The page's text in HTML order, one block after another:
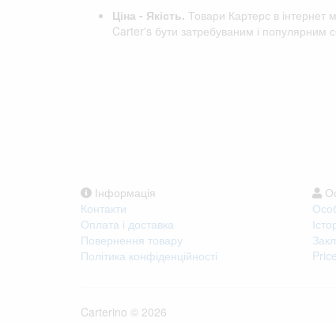
Ціна - Якість. Товари Картерс в інтернет
Carter's бути затребуваним і популярним
Інформація
Контакти
Оплата і доставка
Повернення товару
Політика конфіденційності
Carterino © 2026